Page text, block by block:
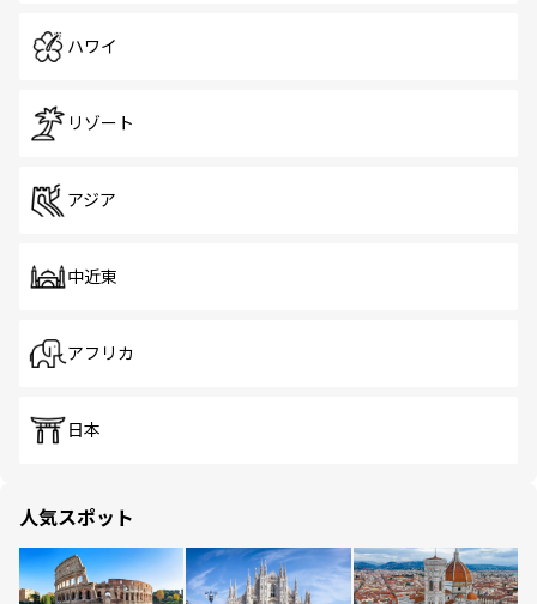
ハワイ
リゾート
アジア
中近東
アフリカ
日本
人気スポット